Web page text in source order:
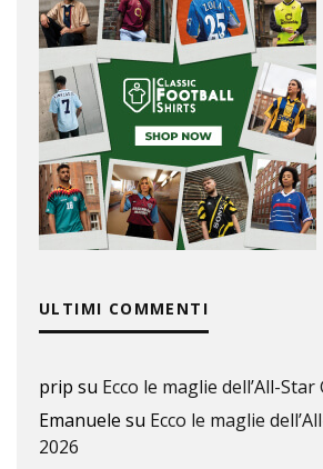
ULTIMI COMMENTI
prip su Ecco le maglie dell’All-
Emanuele su Ecco le maglie
2026